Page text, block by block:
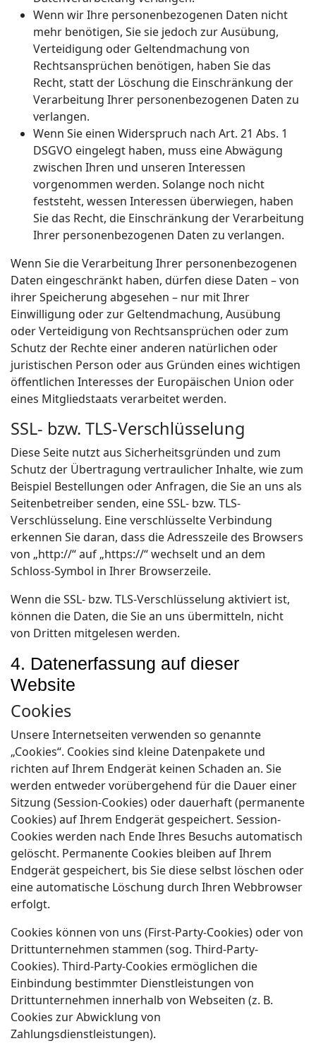
Wenn wir Ihre personenbezogenen Daten nicht
mehr benötigen, Sie sie jedoch zur Ausübung,
Verteidigung oder Geltendmachung von
Rechtsansprüchen benötigen, haben Sie das
Recht, statt der Löschung die Einschränkung der
Verarbeitung Ihrer personenbezogenen Daten zu
verlangen.
Wenn Sie einen Widerspruch nach Art. 21 Abs. 1
DSGVO eingelegt haben, muss eine Abwägung
zwischen Ihren und unseren Interessen
vorgenommen werden. Solange noch nicht
feststeht, wessen Interessen überwiegen, haben
Sie das Recht, die Einschränkung der Verarbeitung
Ihrer personenbezogenen Daten zu verlangen.
Wenn Sie die Verarbeitung Ihrer personenbezogenen
Daten eingeschränkt haben, dürfen diese Daten – von
ihrer Speicherung abgesehen – nur mit Ihrer
Einwilligung oder zur Geltendmachung, Ausübung
oder Verteidigung von Rechtsansprüchen oder zum
Schutz der Rechte einer anderen natürlichen oder
juristischen Person oder aus Gründen eines wichtigen
öffentlichen Interesses der Europäischen Union oder
eines Mitgliedstaats verarbeitet werden.
SSL- bzw. TLS-Verschlüsselung
Diese Seite nutzt aus Sicherheitsgründen und zum
Schutz der Übertragung vertraulicher Inhalte, wie zum
Beispiel Bestellungen oder Anfragen, die Sie an uns als
Seitenbetreiber senden, eine SSL- bzw. TLS-
Verschlüsselung. Eine verschlüsselte Verbindung
erkennen Sie daran, dass die Adresszeile des Browsers
von „http://“ auf „https://“ wechselt und an dem
Schloss-Symbol in Ihrer Browserzeile.
Wenn die SSL- bzw. TLS-Verschlüsselung aktiviert ist,
können die Daten, die Sie an uns übermitteln, nicht
von Dritten mitgelesen werden.
4. Datenerfassung auf dieser
Website
Cookies
Unsere Internetseiten verwenden so genannte
„Cookies“. Cookies sind kleine Datenpakete und
richten auf Ihrem Endgerät keinen Schaden an. Sie
werden entweder vorübergehend für die Dauer einer
Sitzung (Session-Cookies) oder dauerhaft (permanente
Cookies) auf Ihrem Endgerät gespeichert. Session-
Cookies werden nach Ende Ihres Besuchs automatisch
gelöscht. Permanente Cookies bleiben auf Ihrem
Endgerät gespeichert, bis Sie diese selbst löschen oder
eine automatische Löschung durch Ihren Webbrowser
erfolgt.
Cookies können von uns (First-Party-Cookies) oder von
Drittunternehmen stammen (sog. Third-Party-
Cookies). Third-Party-Cookies ermöglichen die
Einbindung bestimmter Dienstleistungen von
Drittunternehmen innerhalb von Webseiten (z. B.
Cookies zur Abwicklung von
Zahlungsdienstleistungen).